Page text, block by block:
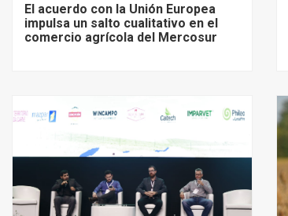
El acuerdo con la Unión Europea
impulsa un salto cualitativo en el
comercio agrícola del Mercosur